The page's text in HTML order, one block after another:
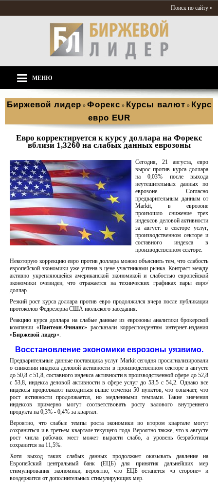
Поиск по сайту »
МЕНЮ
Биржевой лидер » Форекс » Курсы валют » Курс
евро EUR
Евро корректируется к курсу доллара на Форекс
вблизи 1,3260 на слабых данных еврозоны
Сегодня, 21 августа, евро
вырос против курса доллара
на 0,03% после выхода
неутешительных данных по
еврозоне. Согласно
предварительным данным от
Markit, в еврозоне
произошло снижение трех
индексов деловой активности
за август: в секторе услуг,
производственном секторе и
составного индекса в
производственном секторе.
Некоторую коррекцию евро против доллара можно объяснить тем, что слабость
европейской экономики уже учтена в цене участниками рынка. Контраст между
активно укрепляющейся американской экономикой и слабостью европейской
экономики очевиден, что отражается на технических графиках пары евро/
доллар.
Резкий рост курса доллара против евро продолжился вчера после публикации
протоколов Федрезерва США июльского заседания.
Реакцию курса доллара на слабые данные из еврозоны аналитики брокерской
компании «Пантеон-Финанс» рассказали корреспондентам интернет-издания
«Биржевой лидер».
Восстановление экономики еврозоны уязвимо.
Предварительные данные поставщика услуг Markit сегодня просигнализировали
о снижении индекса деловой активности в производственном секторе в августе
до 50,8 с 51,8, составного индекса активности в производственной сфере до 52,8
с 53,8, индекса деловой активности в сфере услуг до 53,5 с 54,2. Однако все
индексы продолжают находиться выше отметки 50 пунктов, что означает, что
рост активности продолжается, но медленными темпами. Такие значения
индексов примерно могут соответствовать росту валового внутреннего
продукта на 0,3% - 0,4% за квартал.
Вероятно, что слабые темпы роста экономики во втором квартале могут
сохраниться и в третьем квартале текущего года. Вероятно также, что в августе
рост числа рабочих мест может вырасти слабо, а уровень безработицы
сохранится на 11,5%.
Хотя выход таких слабых данных продолжает оказывать давление на
Европейский центральный банк (ЕЦБ) для принятия дальнейших мер
стимулирования экономики, вероятно, что ЕЦБ останется «в стороне» и
воздержится от дополнительных стимулирующих мер.